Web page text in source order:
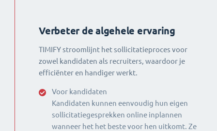
Verbeter de algehele ervaring
TIMIFY stroomlijnt het sollicitatieproces voor
zowel kandidaten als recruiters, waardoor je
efficiënter en handiger werkt.
Voor kandidaten
Kandidaten kunnen eenvoudig hun eigen
sollicitatiegesprekken online inplannen
wanneer het het beste voor hen uitkomt. Ze